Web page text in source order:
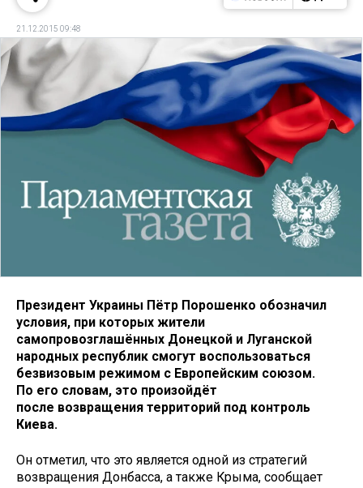
21.12.2015 09:48
Президент Украины Пётр Порошенко обозначил
условия, при которых жители
самопровозглашённых Донецкой и Луганской
народных республик смогут воспользоваться
безвизовым режимом с Европейским союзом.
По его словам, это произойдёт
после возвращения территорий под контроль
Киева.
Он отметил, что это является одной из стратегий
возвращения Донбасса, а также Крыма, сообщает